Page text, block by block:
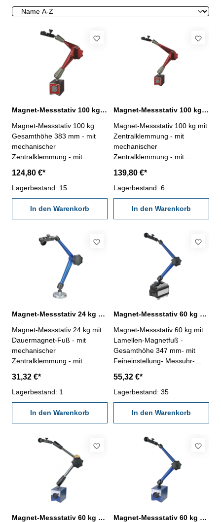
Magnet-Messstativ 100 kg Gesamthöhe 383 mm mit Zentralklemmung
Magnet-Messstativ 100 kg
Gesamthöhe 383 mm - mit
mechanischer
Zentralklemmung - mit
Messuhren mit 8 mm
Aufnahme - mit Ein/Aus-
Schalter und Prismenfuß - im
Aluminiumkoffer Gesamthöhe:
383 mm Magnetkraft: 100 kg
50 x 55, Gewinde M8
124,80 €*
Lagerbestand: 15
In den Warenkorb
Magnet-Messstativ 100 kg mit Zentralklemmung Gesamthöhe 423 mm
Magnet-Messstativ 100 kg mit
Zentralklemmung - mit
mechanischer
Zentralklemmung - mit
Messuhren mit 8 mm
Aufnahme - mit Ein/Aus-
Schalter und Prismenfuß - im
Aluminiumkoffer Gesamthöhe:
423 mm Magnetkraft: 100 kg
50 x 55, Gewinde M8
139,80 €*
Lagerbestand: 6
In den Warenkorb
Magnet-Messstativ 24 kg mit Zentralklemmung und Dauermagnet-Fuß
Magnet-Messstativ 24 kg mit
Dauermagnet-Fuß - mit
mechanischer
Zentralklemmung - mit
Messuhren mit 8 mm
Aufnahme - mit rundem
Dauermagnet-Fuss
Gesamthöhe: 310 mm
Magnetkraft: 24 kg Fuß (ØxH)
31,32 €*
Lagerbestand: 1
In den Warenkorb
Magnet-Messstativ 60 kg Gesamthöhe 347 mm mit Lamellen-Magnetfuß
Magnet-Messstativ 60 kg mit
Lamellen-Magnetfuß -
Gesamthöhe 347 mm- mit
Feineinstellung- Messuhr-
Zentralklemmung- Magnetfuß
mit 54 mm Lamellen, 60 kg
Nennkraft, mit Ein/Aus-
Schalter
55,32 €*
Lagerbestand: 35
In den Warenkorb
Magnet-Messstativ 60 kg Magnetkraft mit Zentralklemmung Höhe 400 mm
Magnet-Messstativ 60 kg mit Zentralklemmung Gesamthöhe 348 mm